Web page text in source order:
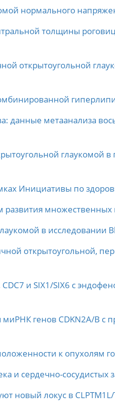
нормального
толщины
открытоугольной
данные метаанализа
глаукомой
Инициативы по
множественных
в исследовании
открытоугольной,
CDC7 и SIX1/SIX6 с
генов CDKN2A/B с
к опухолям
и сердечно-сосудистых
новый локус в CLPTM1L/